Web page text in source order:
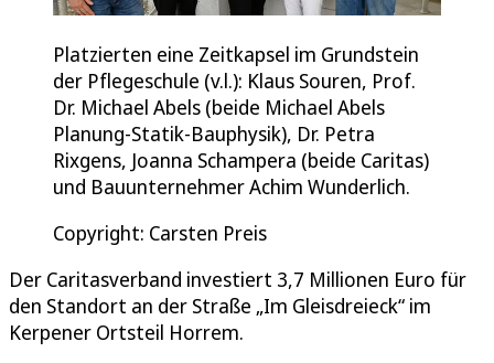
Platzierten eine Zeitkapsel im Grundstein
der Pflegeschule (v.l.): Klaus Souren, Prof.
Dr. Michael Abels (beide Michael Abels
Planung-Statik-Bauphysik), Dr. Petra
Rixgens, Joanna Schampera (beide Caritas)
und Bauunternehmer Achim Wunderlich.
Copyright: Carsten Preis
Der Caritasverband investiert 3,7 Millionen Euro für
den Standort an der Straße „Im Gleisdreieck“ im
Kerpener Ortsteil Horrem.